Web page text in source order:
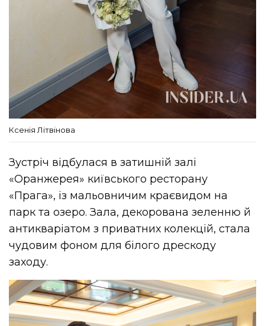
Ксенія Літвінова
Зустріч відбулася в затишній залі
«Оранжерея» київського ресторану
«Прага», із мальовничим краєвидом на
парк та озеро. Зала, декорована зеленню й
антикваріатом з приватних колекцій, стала
чудовим фоном для білого дрескоду
заходу.